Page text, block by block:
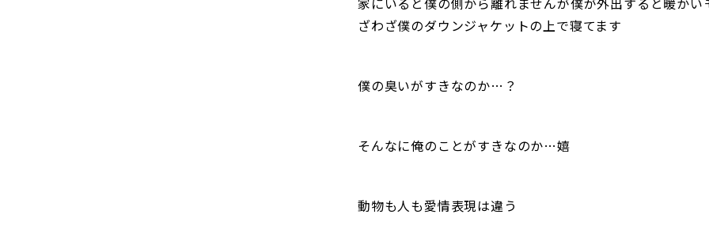
ざわざ僕のダウンジャケットの上で寝てます
僕の臭いがすきなのか…？
そんなに俺のことがすきなのか…嬉
動物も人も愛情表現は違う